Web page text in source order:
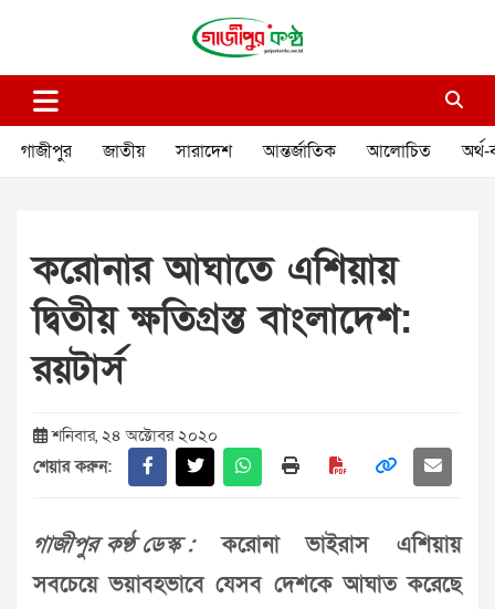
গাজীপুর কণ্ঠ
গাজীপুর জাতীয় সারাদেশ আন্তর্জাতিক আলোচিত অর্থ-
করোনার আঘাতে এশিয়ায়
দ্বিতীয় ক্ষতিগ্রস্ত বাংলাদেশ:
রয়টার্স
শনিবার, ২৪ অক্টোবর ২০২০
শেয়ার করুন:
গাজীপুর কণ্ঠ ডেস্ক :করোনা ভাইরাস এশিয়ায়
সবচেয়ে ভয়াবহভাবে যেসব দেশকে আঘাত করেছে